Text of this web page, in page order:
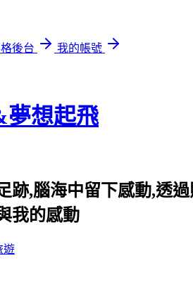
後台
我的帳號
夢想起飛
跡,腦海中留下感動,透
我的感動
遊